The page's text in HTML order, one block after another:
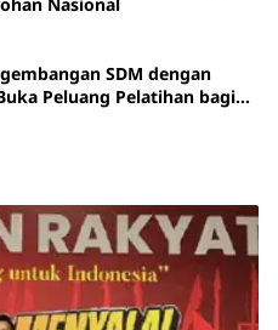
SDM dengan
Peluang Pelatihan bagi